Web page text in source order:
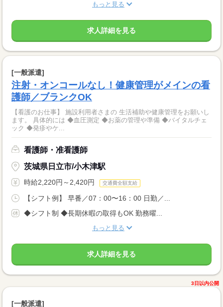
もっと見る
求人詳細を見る
[一般派遣]
注射・オンコールなし！健康管理がメインの看
護師／ブランクOK
【看護のお仕事】 施設利用者さまの 生活補助や健康管理をお願いし
ます。 具体的には ◆血圧測定 ◆お薬の管理や準備 ◆バイタルチェ
ック ◆発疹やケ...
看護師・准看護師
茨城県日立市/小木津駅
時給2,220円～2,420円 交通費全額支給
【シフト例】 早番／07：00〜16：00 日勤／...
◆シフト制 ◆長期休暇の取得もOK 勤務曜...
もっと見る
求人詳細を見る
3日以内公開
[一般派遣]